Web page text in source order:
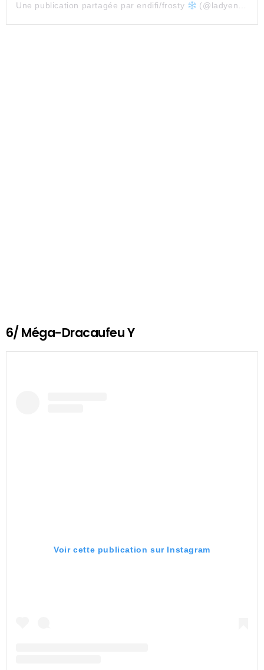
Une publication partagée par endifi/frosty (@ladyendifi)
6/ Méga-Dracaufeu Y
Voir cette publication sur Instagram